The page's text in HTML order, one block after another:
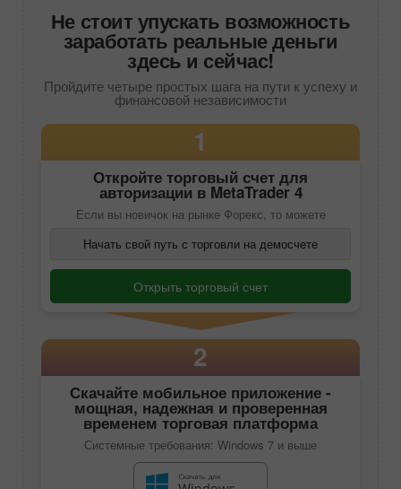
Не стоит упускать возможность
заработать реальные деньги
здесь и сейчас!
Пройдите четыре простых шага на пути к успеху и
финансовой независимости
1
Откройте торговый счет для
авторизации в MetaTrader 4
Если вы новичок на рынке Форекс, то можете
Начать свой путь с торговли на демосчете
Открыть торговый счет
2
Скачайте мобильное приложение -
мощная, надежная и проверенная
временем торговая платформа
Системные требования: Windows 7 и выше